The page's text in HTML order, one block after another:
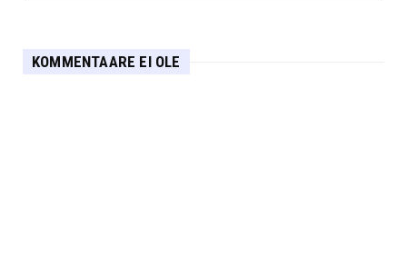
KOMMENTAARE EI OLE